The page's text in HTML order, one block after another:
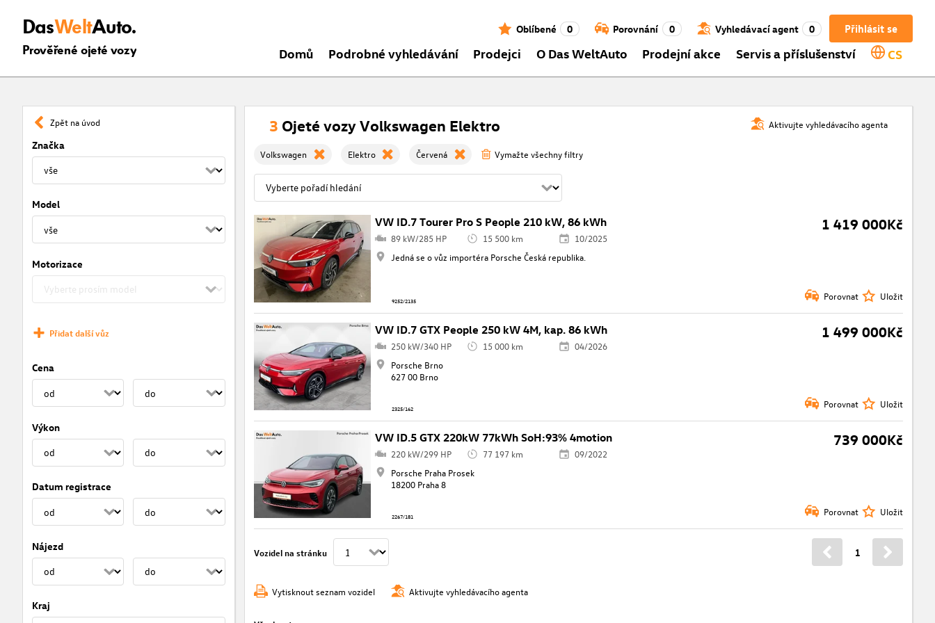
DasWeltAuto.
Prověřené ojeté vozy
Přihlásit se
Oblíbené 0 Porovnání 0 Vyhledávací agent 0
Domů Podrobné vyhledávání Prodejci O Das WeltAuto Prodejní akce Servis a příslušenství CS
Zpět na úvod
Značka
Model
Motorizace
Přidat další vůz
Cena
Výkon
Datum registrace
Nájezd
Kraj
Aktivujte vyhledávacího agenta
3 Ojeté vozy Volkswagen Elektro
Volkswagen Elektro Červená Vymažte všechny filtry
VW ID.7 Tourer Pro S People 210 kW, 86 kWh 1 419 000Kč
89 kW/285 HP 15 500 km
10/2025
Jedná se o vůz importéra Porsche Česká republika.
9252/2135 Porovnat Uložit
VW ID.7 GTX People 250 kW 4M, kap. 86 kWh 1 499 000Kč
250 kW/340 HP 15 000 km
04/2026
Porsche Brno
627 00 Brno
2325/162 Porovnat Uložit
VW ID.5 GTX 220kW 77kWh SoH:93% 4motion 739 000Kč
220 kW/299 HP 77 197 km
09/2022
Porsche Praha Prosek
18200 Praha 8
2267/181 Porovnat Uložit
Vozidel na stránku 1
Vytisknout seznam vozidel Aktivujte vyhledávacího agenta